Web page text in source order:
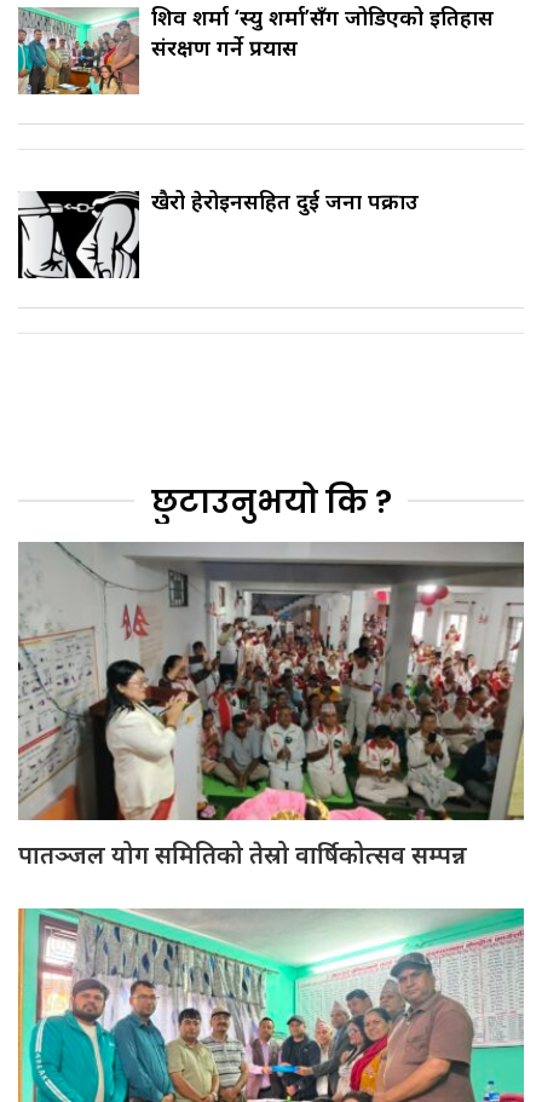
शिव शर्मा ‘स्यु शर्मा’सँग जोडिएको इतिहास
संरक्षण गर्ने प्रयास
खैरो हेरोइनसहित दुई जना पक्राउ
छुटाउनुभयो कि ?
पातञ्जल योग समितिको तेस्रो वार्षिकोत्सव सम्पन्न